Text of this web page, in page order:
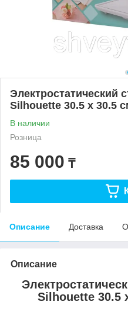
Электростатический
Silhouette 30.5 х 30.5
В наличии
Розница
85 000 ₸
Описание Доставка
Описание
Silhouette 30.5